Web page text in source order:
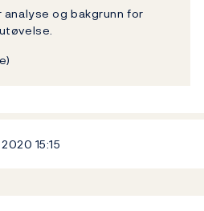
og bakgrunn for
15:15